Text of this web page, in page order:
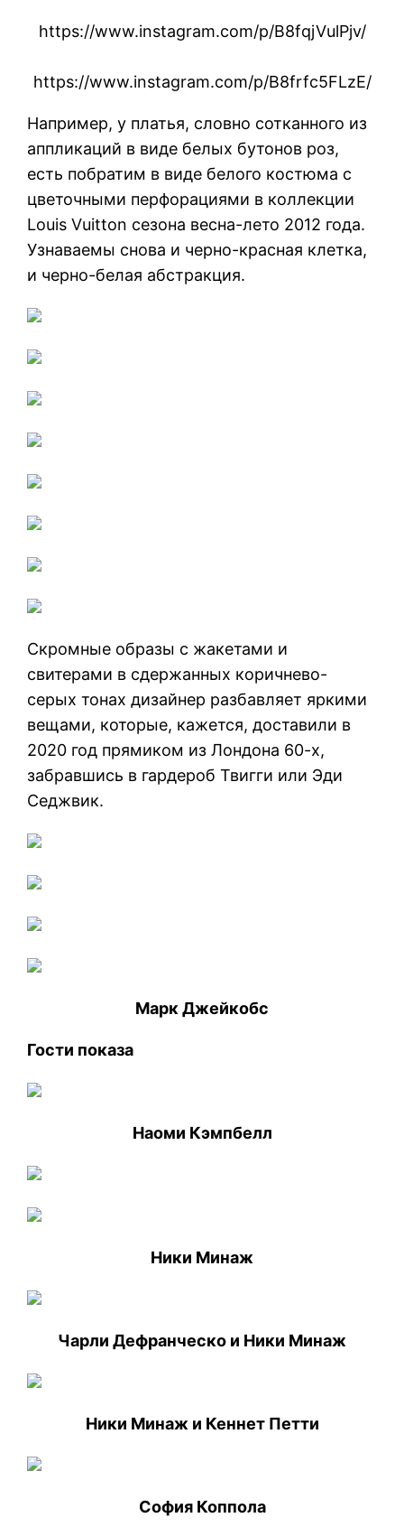
https://www.instagram.com/p/B8fqjVulPjv/
https://www.instagram.com/p/B8frfc5FLzE/
Например, у платья, словно сотканного из
аппликаций в виде белых бутонов роз,
есть побратим в виде белого костюма с
цветочными перфорациями в коллекции
Louis Vuitton сезона весна-лето 2012 года.
Узнаваемы снова и черно-красная клетка,
и черно-белая абстракция.
Скромные образы с жакетами и
свитерами в сдержанных коричнево-
серых тонах дизайнер разбавляет яркими
вещами, которые, кажется, доставили в
2020 год прямиком из Лондона 60-х,
забравшись в гардероб Твигги или Эди
Седжвик.
Марк Джейкобс
Гости показа
Наоми Кэмпбелл
Ники Минаж
Чарли Дефранческо и Ники Минаж
Ники Минаж и Кеннет Петти
София Коппола